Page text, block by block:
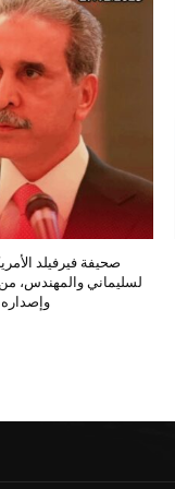
صحيفة فيرفيلد
لسليماني والمهندس،